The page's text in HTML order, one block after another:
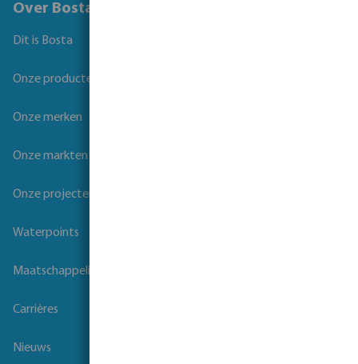
Over Bosta
Dit is Bosta
Onze producten
Onze merken
Onze markten
Onze projecten
Waterpoints
Maatschappelijk verantwoord ondernemen
Carrières
Nieuws